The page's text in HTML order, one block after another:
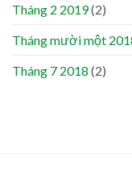
Tháng 2 2019(2)
Tháng mười một
Tháng 7 2018 (2)